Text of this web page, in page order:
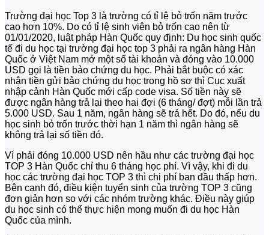
Trường đại học Top 3 là trường có tỉ lệ bỏ trốn năm trước
cao hơn 10%. Do có tỉ lệ sinh viên bỏ trốn cao nên từ
01/01/2020, luật pháp Hàn Quốc quy định: Du học sinh quốc
tế đi du học tại trường đại học top 3 phải ra ngân hàng Hàn
Quốc ở Việt Nam mở một sổ tài khoản và đóng vào 10.000
USD gọi là tiền bảo chứng du học. Phải bắt buộc có xác
nhận tiền gửi bảo chứng du học trong hồ sơ thì Cục xuất
nhập cảnh Hàn Quốc mới cấp code visa. Số tiền này sẽ
được ngân hàng trả lại theo hai đợi (6 tháng/ đợt) mỗi lần trả
5.000 USD. Sau 1 năm, ngân hàng sẽ trả hết. Do đó, nếu du
học sinh bỏ trốn trước thời hạn 1 năm thì ngân hàng sẽ
không trả lại số tiền đó.
Vì phải đóng 10.000 USD nên hầu như các trường đại học
TOP 3 Hàn Quốc chỉ thu 6 tháng học phí. Vì vậy, khi đi du
học các trường đại học TOP 3 thì chi phí ban đầu thấp hơn.
Bên cạnh đó, điều kiện tuyển sinh của trường TOP 3 cũng
đơn giản hơn so với các nhóm trường khác. Điều này giúp
du học sinh có thể thực hiện mong muốn đi du học Hàn
Quốc của mình.